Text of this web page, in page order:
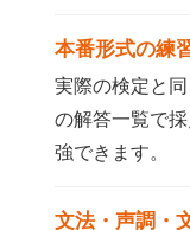
本番形式の練
実際の検定と
の解答一覧で
強できます。
文法・声調・